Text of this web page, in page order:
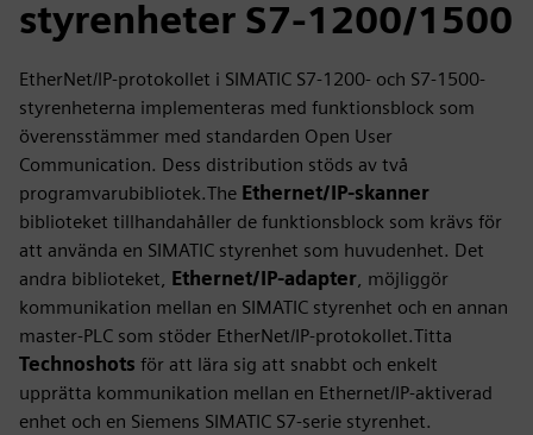
styrenheter S7-1200/1500
EtherNet/IP-protokollet i SIMATIC S7-1200- och S7-1500-
styrenheterna implementeras med funktionsblock som
överensstämmer med standarden Open User
Communication. Dess distribution stöds av två
programvarubibliotek.The Ethernet/IP-skanner
biblioteket tillhandahåller de funktionsblock som krävs för
att använda en SIMATIC styrenhet som huvudenhet. Det
andra biblioteket, Ethernet/IP-adapter, möjliggör
kommunikation mellan en SIMATIC styrenhet och en annan
master-PLC som stöder EtherNet/IP-protokollet.Titta
Technoshots för att lära sig att snabbt och enkelt
upprätta kommunikation mellan en Ethernet/IP-aktiverad
enhet och en Siemens SIMATIC S7-serie styrenhet.